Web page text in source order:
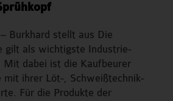
Burkhard stellt aus Die
gilt als wichtigste Industrie-
Mit dabei ist die Kaufbeurer
mit ihrer Löt-, Schweißtechnik-
Für die Produkte der